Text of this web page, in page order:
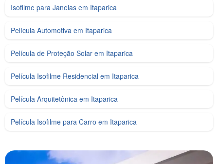
Isofilme para Janelas em Itaparica
Película Automotiva em Itaparica
Película de Proteção Solar em Itaparica
Película Isofilme Residencial em Itaparica
Película Arquitetônica em Itaparica
Película Isofilme para Carro em Itaparica